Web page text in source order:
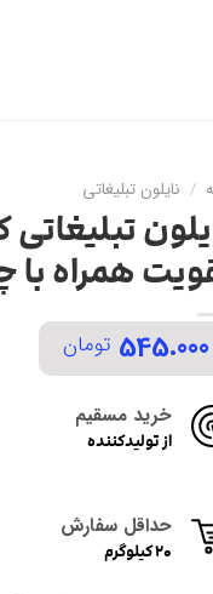
/ نایلون تبلیغاتی
همراه با
545.000 تومان
خرید مسقیم
از تولیدکننده
حداقل سفارش
۲۰ کیلوگرم